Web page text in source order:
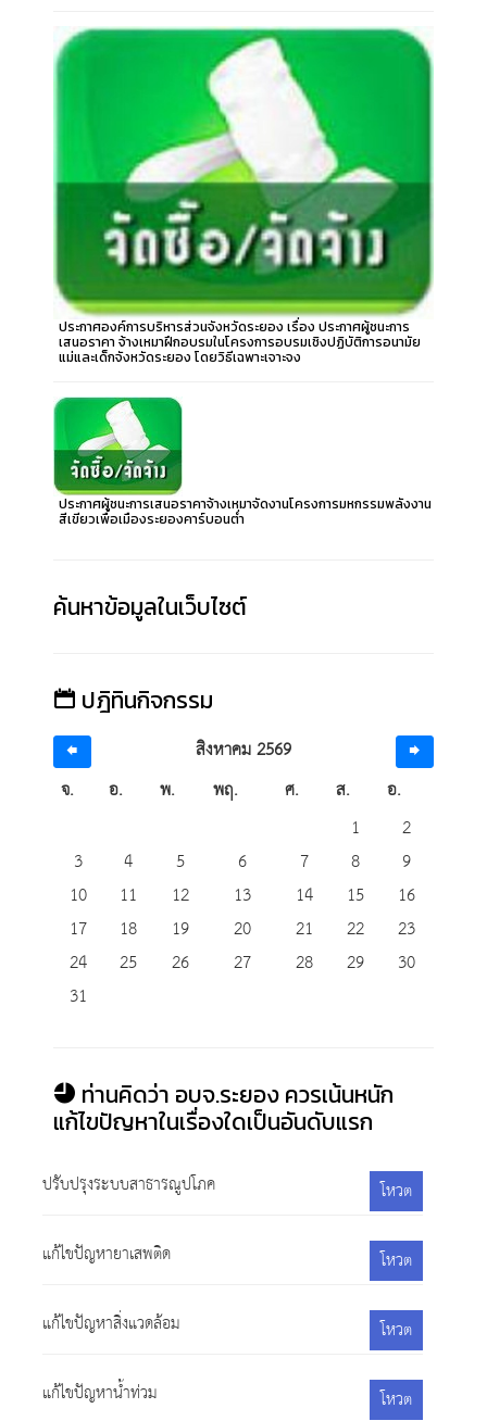
ประกาศองค์การบริหารส่วนจังหวัดระยอง เรื่อง ประกาศผู้ชนะการ
เสนอราคา จ้างเหมาฝึกอบรมในโครงการอบรมเชิงปฏิบัติการอนามัย
แม่และเด็กจังหวัดระยอง โดยวิธีเฉพาะเจาะจง
ประกาศผู้ชนะการเสนอราคาจ้างเหมาจัดงานโครงการมหกรรมพลังงาน
สีเขียวเพื่อเมืองระยองคาร์บอนต่ำ
ค้นหาข้อมูลในเว็บไซต์
ปฎิทินกิจกรรม
สิงหาคม 2569
จ.
อ. พ. พฤ. ศ. ส.
อ.
1
2
3
4 5 6 7 8
9
10
11 12 13 14 15
16
17
18 19 20 21 22
23
24
25 26 27 28 29
30
31
ท่านคิดว่า อบจ.ระยอง ควรเน้นหนัก
แก้ไขปัญหาในเรื่องใดเป็นอันดับแรก
ปรับปรุงระบบสาธารณูปโภค โหวต
แก้ไขปัญหายาเสพติด โหวต
แก้ไขปัญหาสิ่งแวดล้อม โหวต
แก้ไขปัญหาน้ำท่วม โหวต